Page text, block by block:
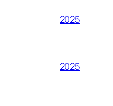
2025
2025